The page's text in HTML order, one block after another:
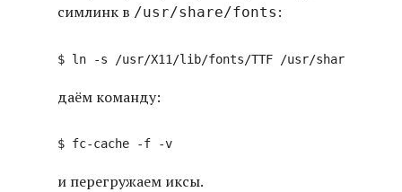
симлинк в /usr/share/fonts :
даём команду:
и перегружаем иксы.